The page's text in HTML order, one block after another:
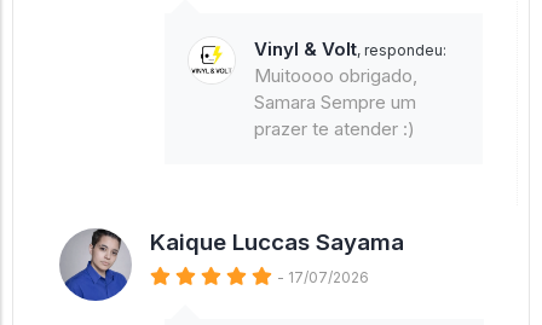
Vinyl & Volt, respondeu:
Muitoooo obrigado,
Samara Sempre um
prazer te atender :)
Kaique Luccas Sayama
- 17/07/2026